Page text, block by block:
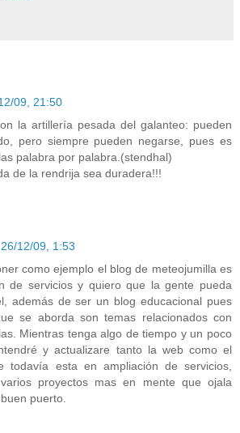
09, 21:50
la artillería pesada del galanteo: pueden
pero siempre pueden negarse, pues es
palabra por palabra.(stendhal)
de la rendrija sea duradera!!!
26/12/09, 1:53
como ejemplo el blog de meteojumilla es
de servicios y quiero que la gente pueda
además de ser un blog educacional pues
se aborda son temas relacionados con
Mientras tenga algo de tiempo y un poco
y actualizare tanto la web como el
todavía esta en ampliación de servicios,
proyectos mas en mente que ojala
puerto.